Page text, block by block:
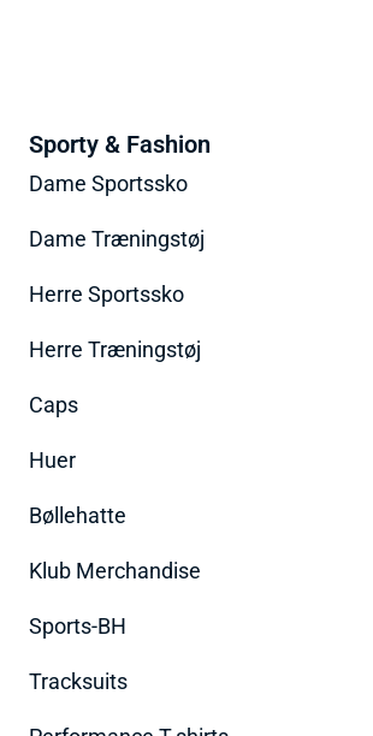
Sporty & Fashion
Dame Sportssko
Dame Træningstøj
Herre Sportssko
Herre Træningstøj
Caps
Huer
Bøllehatte
Klub Merchandise
Sports-BH
Tracksuits